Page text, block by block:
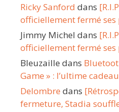
Ricky Sanford dans
officiellement fermé
Jimmy Michel dans
officiellement fermé
Bleuzaille dans
Game » : l’ultime
Delombre dans
fermeture, Stadia